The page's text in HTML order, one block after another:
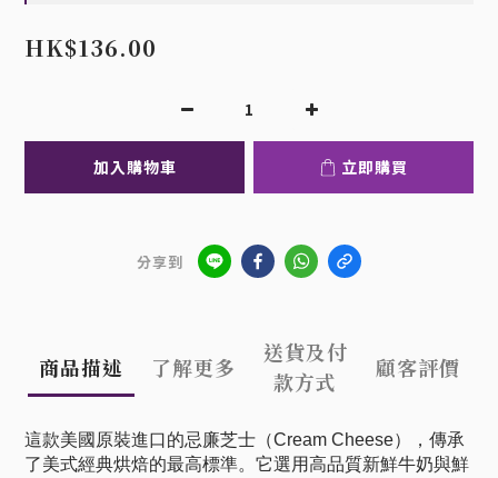
HK$136.00
加入購物車 立即購買
分享到
商品描述 了解更多
送貨及付
款方式
顧客評價
這款美國原裝進口的忌廉芝士（Cream Cheese），傳承
了美式經典烘焙的最高標準。它選用高品質新鮮牛奶與鮮